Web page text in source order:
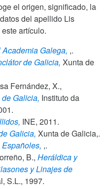
el origen, significado, la
del apellido Lis
artículo.
Galega, ,.
de Galicia, Xunta de
Fernández, X.,
Galicia, Instituto da
.
INE, 2011.
Galicia, Xunta de Galicia,.
,.
B., Heráldica y
y Linajes de
S.L., 1997.